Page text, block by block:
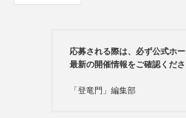
応募される際は、必ず公式ホ
最新の開催情報をご確認くださ
「登竜門」編集部